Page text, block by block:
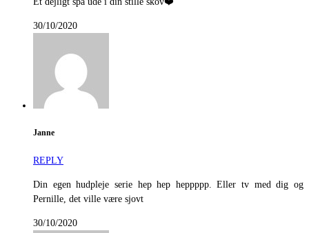
30/10/2020
Janne
REPLY
Din egen hudpleje serie hep hep heppppp. Eller tv med dig og
Pernille, det ville være sjovt
30/10/2020